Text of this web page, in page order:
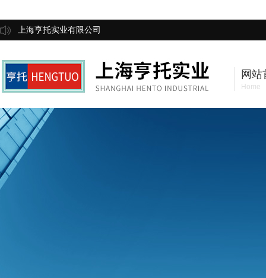
上海亨托实业有限公司
网站
Home